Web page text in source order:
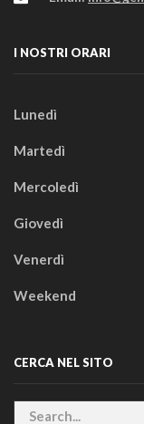
I NOSTRI ORARI
Lunedì
Martedì
Mercoledì
Giovedì
Venerdì
Weekend
CERCA NEL SITO